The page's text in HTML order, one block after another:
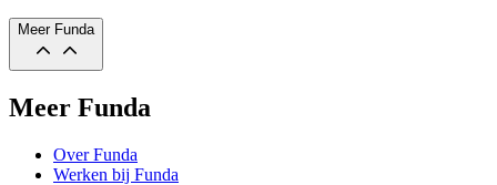
Meer Funda
Meer Funda
Over Funda
Werken bij Funda